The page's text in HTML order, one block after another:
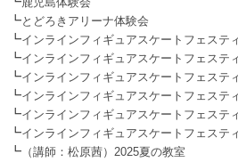
┗とどろきアリーナ体験会
┗インラインフィギュアスケートフェステ
┗インラインフィギュアスケートフェステ
┗インラインフィギュアスケートフェステ
┗インラインフィギュアスケートフェステ
┗インラインフィギュアスケートフェステ
┗インラインフィギュアスケートフェステ
┗ （講師：松原茜）2025夏の教室